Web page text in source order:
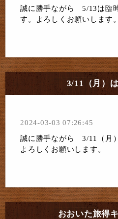
誠に勝手ながら 5/13は臨
す。よろしくお願いします。
3/11（月）
2024-03-03 07:26:45
誠に勝手ながら 3/11（月
よろしくお願いします。
おおいた旅得